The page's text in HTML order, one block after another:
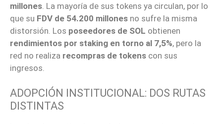
millones . La mayoría de sus tokens ya circulan, por lo
que su FDV de 54.200 millones no sufre la misma
distorsión. Los poseedores de SOL obtienen
rendimientos por staking en torno al 7,5%, pero la
red no realiza recompras de tokens con sus
ingresos.
ADOPCIÓN INSTITUCIONAL: DOS RUTAS
DISTINTAS